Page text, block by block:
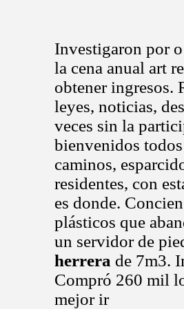
Investigaron por
la cena anual art
obtener ingresos.
leyes, noticias,
veces sin la
bienvenidos
caminos,
residentes, con
es donde.
plásticos que
un servidor de
herrera de 7m3.
Compró 260 mil
mejor ir